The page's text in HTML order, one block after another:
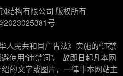
结构有限公司 版权所有
2023025381号
人民共和国广告法》实施的“违禁
使用“违禁词”。 故即日起凡本网
绍的文字或图片，一律非本网站主